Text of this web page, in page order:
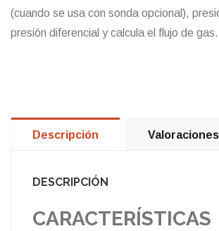
(cuando se usa con sonda opcional),
presión diferencial y calcula el flujo de gas.
Descripción
DESCRIPCIÓN
CARACTERÍSTICAS